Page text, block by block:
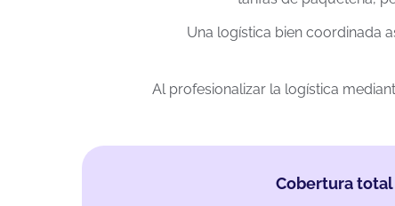
Una logística bien coordinada
Al profesionalizar la logística
Cobertura total